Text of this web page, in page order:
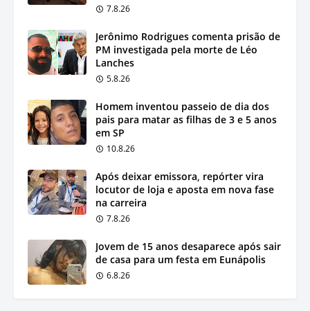
7.8.26
Jerônimo Rodrigues comenta prisão de
PM investigada pela morte de Léo
Lanches
5.8.26
Homem inventou passeio de dia dos
pais para matar as filhas de 3 e 5 anos
em SP
10.8.26
Após deixar emissora, repórter vira
locutor de loja e aposta em nova fase
na carreira
7.8.26
Jovem de 15 anos desaparece após sair
de casa para um festa em Eunápolis
6.8.26